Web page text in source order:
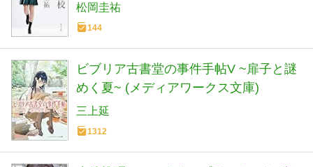
松岡圭祐
144
ビブリア古書堂の事件手帖V ~扉子と謎
めく夏~ (メディアワークス文庫)
三上延
1312